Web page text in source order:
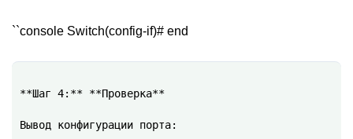
``console Switch(config-if)# end
**Шаг 4:** **Проверка**
Вывод конфигурации порта: